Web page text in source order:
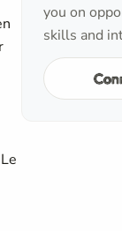
you on
skills and